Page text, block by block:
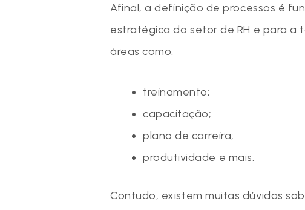
Afinal, a definição de processos é
estratégica do setor de RH e para
áreas como:
treinamento;
capacitação;
plano de carreira;
produtividade e mais.
Contudo, existem muitas dúvidas